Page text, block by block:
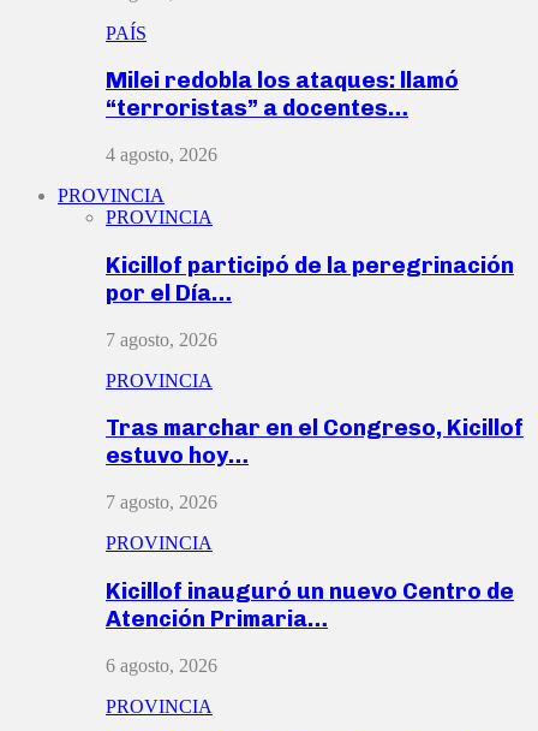
PAÍS
Milei redobla los ataques: llamó
“terroristas” a docentes…
4 agosto, 2026
PROVINCIA
PROVINCIA
Kicillof participó de la peregrinación
por el Día…
7 agosto, 2026
PROVINCIA
Tras marchar en el Congreso, Kicillof
estuvo hoy…
7 agosto, 2026
PROVINCIA
Kicillof inauguró un nuevo Centro de
Atención Primaria…
6 agosto, 2026
PROVINCIA